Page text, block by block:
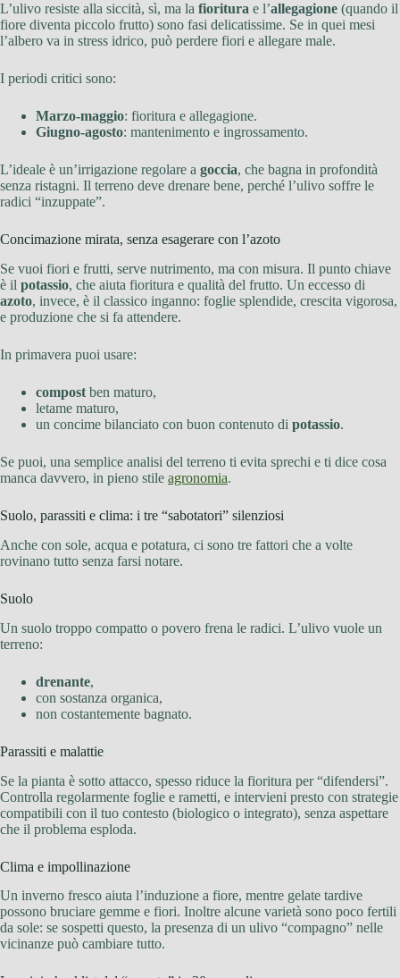
L’ulivo resiste alla siccità, sì, ma la fioritura e l’allegagione (quando il
fiore diventa piccolo frutto) sono fasi delicatissime. Se in quei mesi
l’albero va in stress idrico, può perdere fiori e allegare male.
I periodi critici sono:
Marzo-maggio: fioritura e allegagione.
Giugno-agosto: mantenimento e ingrossamento.
L’ideale è un’irrigazione regolare a goccia, che bagna in profondità
senza ristagni. Il terreno deve drenare bene, perché l’ulivo soffre le
radici “inzuppate”.
Concimazione mirata, senza esagerare con l’azoto
Se vuoi fiori e frutti, serve nutrimento, ma con misura. Il punto chiave
è il potassio, che aiuta fioritura e qualità del frutto. Un eccesso di
azoto, invece, è il classico inganno: foglie splendide, crescita vigorosa,
e produzione che si fa attendere.
In primavera puoi usare:
compost ben maturo,
letame maturo,
un concime bilanciato con buon contenuto di potassio.
Se puoi, una semplice analisi del terreno ti evita sprechi e ti dice cosa
manca davvero, in pieno stile agronomia.
Suolo, parassiti e clima: i tre “sabotatori” silenziosi
Anche con sole, acqua e potatura, ci sono tre fattori che a volte
rovinano tutto senza farsi notare.
Suolo
Un suolo troppo compatto o povero frena le radici. L’ulivo vuole un
terreno:
drenante,
con sostanza organica,
non costantemente bagnato.
Parassiti e malattie
Se la pianta è sotto attacco, spesso riduce la fioritura per “difendersi”.
Controlla regolarmente foglie e rametti, e intervieni presto con strategie
compatibili con il tuo contesto (biologico o integrato), senza aspettare
che il problema esploda.
Clima e impollinazione
Un inverno fresco aiuta l’induzione a fiore, mentre gelate tardive
possono bruciare gemme e fiori. Inoltre alcune varietà sono poco fertili
da sole: se sospetti questo, la presenza di un ulivo “compagno” nelle
vicinanze può cambiare tutto.